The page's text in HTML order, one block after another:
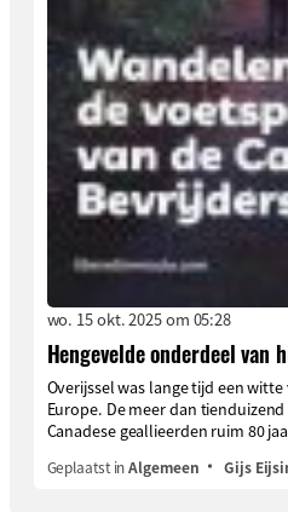
wo. 15 okt. 2025 om 05:28
Hengevelde onderdeel van
Overijssel was lange tijd een
Europe. De meer dan
Canadese geallieerden ruim 80
Geplaatst inAlgemeen Gijs